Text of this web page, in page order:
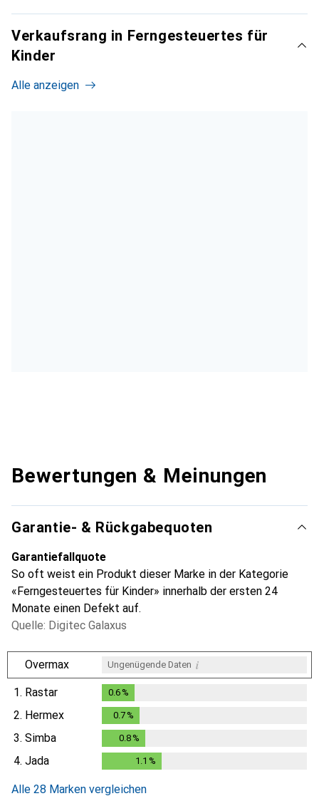
Verkaufsrang in Ferngesteuertes für
Kinder
Alle anzeigen
Bewertungen & Meinungen
Garantie- & Rückgabequoten
Garantiefallquote
So oft weist ein Produkt dieser Marke in der Kategorie
«Ferngesteuertes für Kinder» innerhalb der ersten 24
Monate einen Defekt auf.
Quelle: Digitec Galaxus
Overmax Ungenügende Daten i
1. Rastar 0.6%
2. Hermex 0.7 %
3. Simba 0.8 %
4. Jada 1.1 %
Alle 28 Marken vergleichen